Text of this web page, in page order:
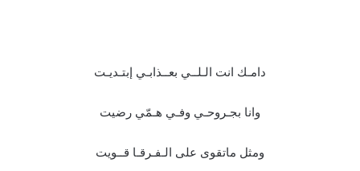
دامـك انت الـلــي بعــذابـي إبتـديـت
وانا بجـروحـي وفـي هـمّي رضيت
ومثل ماتقوى على الـفـرقـا قــويت